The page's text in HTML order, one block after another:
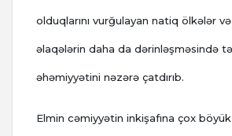
olduqlarını vurğulayan natiq ölkələr
əlaqələrin daha da dərinləşməsində
əhəmiyyətini nəzərə çatdırıb.
Elmin cəmiyyətin inkişafına çox